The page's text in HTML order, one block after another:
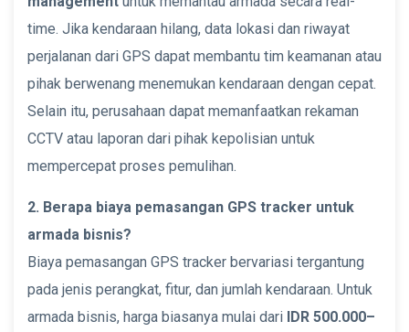
time. Jika kendaraan hilang, data lokasi dan riwayat
perjalanan dari GPS dapat membantu tim keamanan atau
pihak berwenang menemukan kendaraan dengan cepat.
Selain itu, perusahaan dapat memanfaatkan rekaman
CCTV atau laporan dari pihak kepolisian untuk
mempercepat proses pemulihan.
2. Berapa biaya pemasangan GPS tracker untuk
armada bisnis?
Biaya pemasangan GPS tracker bervariasi tergantung
pada jenis perangkat, fitur, dan jumlah kendaraan. Untuk
armada bisnis, harga biasanya mulai dari IDR 500.000–